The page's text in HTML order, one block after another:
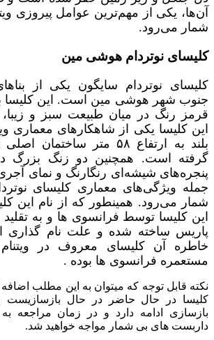
آن‌ها، یکی از مهم‌ترین عوامل پیروزی
شمار می‌رود.
کلیسای نوتردام هوشی مین
کلیسای نوتردام سایگون یکی از
جنوب شهر هوشی مین است. این کلیسا
قرمز رنگ در میان طبیعت سبز و زیبا،
این کلیسا یکی از شاهکارهای معماری
بلند به ارتفاع ۵۸ متر
گرفته است. همچنین دو زنگ بزرگ
پنجره‌های شیشه‌ای رنگارنگ و نمای
جمله ویژگی‌های معماری کلیسای
شمار می‌رود. همینطور که از نام
این کلیسا توسط فرانسوی ها و به تقلید
پاریس ساخته شده و علت نام گذاری
خاطره آن کلیسای معروف در
مستعمره فرانسوی ها بوده .
نکته قابل توجه که میتوان به این مطلب
بازسازی ادامه دارد و در زمان مراجعه
داربست های بی شمار مواجه خواهید شد.